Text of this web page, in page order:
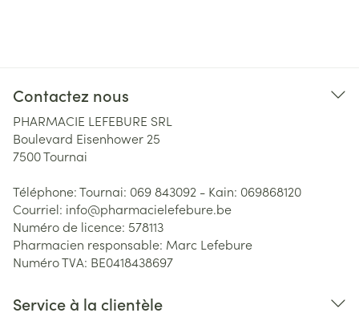
Contactez nous
PHARMACIE LEFEBURE SRL
Boulevard Eisenhower 25
7500Tournai
Téléphone:Tournai: 069 843092 - Kain: 069868120
Courriel: info@pharmacielefebure.be
Numéro de licence: 578113
Pharmacien responsable: Marc Lefebure
Numéro TVA: BE0418438697
Service à la clientèle